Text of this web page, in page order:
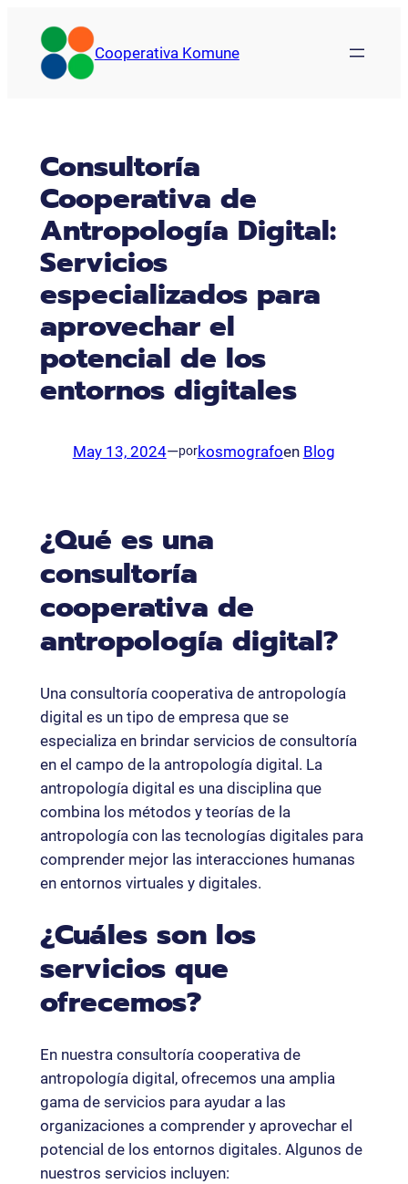
contenido
Cooperativa Komune
Consultoría
Cooperativa de
Antropología Digital:
Servicios
especializados para
aprovechar el
potencial de los
entornos digitales
May 13, 2024—porkosmografoen Blog
¿Qué es una
consultoría
cooperativa de
antropología digital?
Una consultoría cooperativa de antropología
digital es un tipo de empresa que se
especializa en brindar servicios de consultoría
en el campo de la antropología digital. La
antropología digital es una disciplina que
combina los métodos y teorías de la
antropología con las tecnologías digitales para
comprender mejor las interacciones humanas
en entornos virtuales y digitales.
¿Cuáles son los
servicios que
ofrecemos?
En nuestra consultoría cooperativa de
antropología digital, ofrecemos una amplia
gama de servicios para ayudar a las
organizaciones a comprender y aprovechar el
potencial de los entornos digitales. Algunos de
nuestros servicios incluyen: